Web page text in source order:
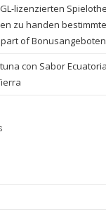
lizenzierten
zu handen bestimmte
of Bonusangeboten
con Sabor